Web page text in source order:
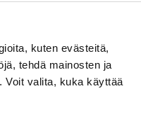
kuten evästeitä,
tehdä mainosten ja
valita, kuka käyttää
kyti